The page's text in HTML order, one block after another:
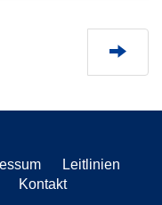
Leitlinien
Kontakt